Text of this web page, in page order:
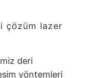
çözüm lazer
deri
yöntemleri